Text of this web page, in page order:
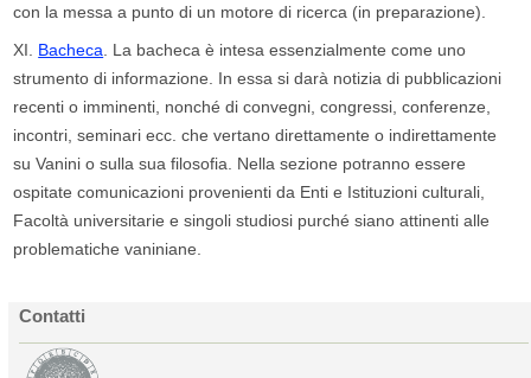
con la messa a punto di un motore di ricerca (in preparazione).
XI. Bacheca. La bacheca è intesa essenzialmente come uno
strumento di informazione. In essa si darà notizia di pubblicazioni
recenti o imminenti, nonché di convegni, congressi, conferenze,
incontri, seminari ecc. che vertano direttamente o indirettamente
su Vanini o sulla sua filosofia. Nella sezione potranno essere
ospitate comunicazioni provenienti da Enti e Istituzioni culturali,
Facoltà universitarie e singoli studiosi purché siano attinenti alle
problematiche vaniniane.
Contatti